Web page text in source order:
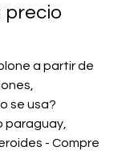
precio
se usa?
paraguay,
- Compre